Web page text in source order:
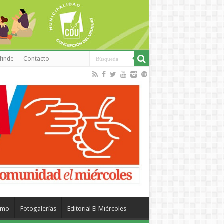
Contacto
Fotogalerías Editorial El Miércoles